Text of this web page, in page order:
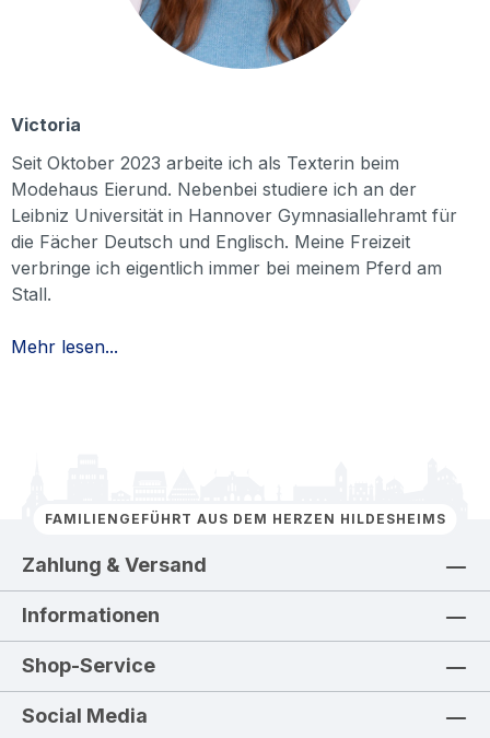
Victoria
Seit Oktober 2023 arbeite ich als Texterin beim
Modehaus Eierund. Nebenbei studiere ich an der
Leibniz Universität in Hannover Gymnasiallehramt für
die Fächer Deutsch und Englisch. Meine Freizeit
verbringe ich eigentlich immer bei meinem Pferd am
Stall.
Mehr lesen...
FAMILIENGEFÜHRT AUS DEM HERZEN HILDESHEIMS
Zahlung & Versand
Informationen
Shop-Service
Social Media